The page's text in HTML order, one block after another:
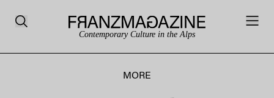
Contemporary Culture in the Alps
MORE